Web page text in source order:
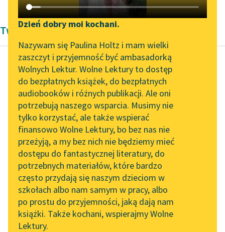
Katalog DAISY
Podkasty o książkach
Zgłoś brak utworu
Aktualności
„Prokurator Alicja Horn”
do słuchania
Byliśmy częścią AI Impact
Lab
Zapraszamy na spotkanie
online z tłumaczkami
literatury skandynawskiej
Spotkanie z Katarzyną
Tunkiel w Oslo
102. lata temu zmarł
Joseph Conrad
Narzędzia
Mapa Wolnych Lektur
Leśmianator
Przewodnik dla piszących i
czytających
API
OAI-PMH
Widget Wolnych Lektur
Przypisy
Dzień dobry moi kochani.
Nazywam się Paulina Holtz i mam wielki
zaszczyt i przyjemność być ambasadorką
Wolnych Lektur. Wolne Lektury to dostęp
do bezpłatnych książek, do bezpłatnych
audiobooków i różnych publikacji. Ale oni
potrzebują naszego wsparcia. Musimy nie
tylko korzystać, ale także wspierać
finansowo Wolne Lektury, bo bez nas nie
przeżyją, a my bez nich nie będziemy mieć
dostępu do fantastycznej literatury, do
potrzebnych materiałów, które bardzo
często przydają się naszym dzieciom w
szkołach albo nam samym w pracy, albo
po prostu do przyjemności, jaką dają nam
książki. Także kochani, wspierajmy Wolne
Lektury.
Twórczość Lucy Maud Montgomery
Lucy Maud Montgomery
Ania z Wyspy
Jest to
słodka,
kochana
staruszka.
Ale nigdy
nie mówi
o nikim
nic prócz